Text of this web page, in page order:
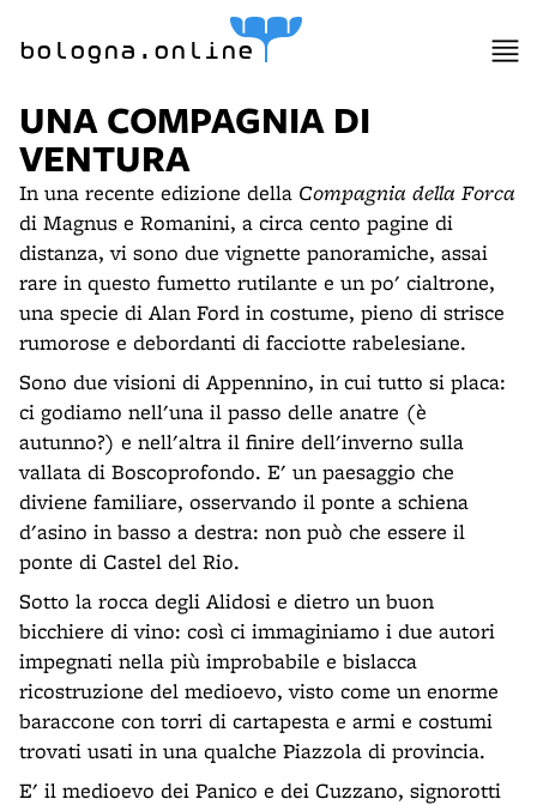
bologna.online
UNA COMPAGNIA DI
VENTURA
In una recente edizione della Compagnia della Forca
di Magnus e Romanini, a circa cento pagine di
distanza, vi sono due vignette panoramiche, assai
rare in questo fumetto rutilante e un po' cialtrone,
una specie di Alan Ford in costume, pieno di strisce
rumorose e debordanti di facciotte rabelesiane.
Sono due visioni di Appennino, in cui tutto si placa:
ci godiamo nell'una il passo delle anatre (è
autunno?) e nell'altra il finire dell'inverno sulla
vallata di Boscoprofondo. E' un paesaggio che
diviene familiare, osservando il ponte a schiena
d'asino in basso a destra: non può che essere il
ponte di Castel del Rio.
Sotto la rocca degli Alidosi e dietro un buon
bicchiere di vino: così ci immaginiamo i due autori
impegnati nella più improbabile e bislacca
ricostruzione del medioevo, visto come un enorme
baraccone con torri di cartapesta e armi e costumi
trovati usati in una qualche Piazzola di provincia.
E' il medioevo dei Panico e dei Cuzzano, signorotti